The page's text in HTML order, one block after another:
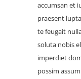
accumsan et
praesent
te feugait
soluta nobis
imperdiet
possim